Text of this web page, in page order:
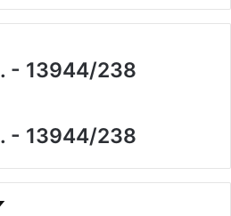
- 13944/238
- 13944/238